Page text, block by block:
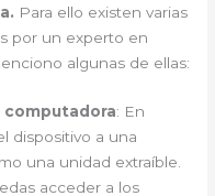
Para ello existen varias
por un experto en
algunas de ellas:
computadora: En
dispositivo a una
una unidad extraíble.
acceder a los